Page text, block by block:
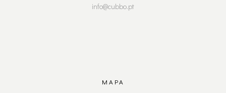
info@cubbo.pt
MAPA